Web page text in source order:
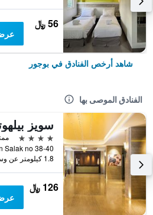
56 ﷼
شاهد أرخص الفنادق في بوجور
الفنادق الموصى بها
4 نجوم
1.8 كيلومتر عن وسط المدينة
126 ﷼